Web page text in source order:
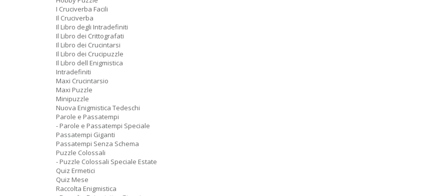
I Cruciverba Facili
Il Cruciverba
Il Libro degli Intradefiniti
Il Libro dei Crittografati
Il Libro dei Crucintarsi
Il Libro dei Crucipuzzle
Il Libro dell Enigmistica
Intradefiniti
Maxi Crucintarsio
Maxi Puzzle
Minipuzzle
Nuova Enigmistica Tedeschi
Parole e Passatempi
- Parole e Passatempi Speciale
Passatempi Giganti
Passatempi Senza Schema
Puzzle Colossali
- Puzzle Colossali Speciale Estate
Quiz Ermetici
Quiz Mese
Raccolta Enigmistica